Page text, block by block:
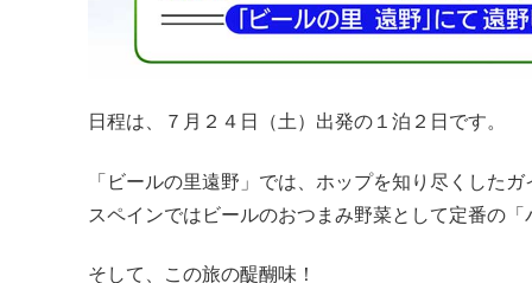
日程は、７月２４日（土）出発の１泊２日です。
「ビールの里遠野」では、ホップを知り尽くしたガ
スペインではビールのおつまみ野菜として定番の
そして、この旅の醍醐味！